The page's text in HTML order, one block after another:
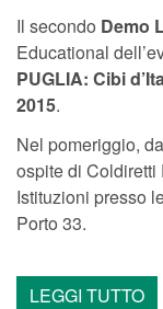
Il secondo Demo
Educational
PUGLIA: Cibi
2015.
Nel pomeriggio,
ospite di Coldiretti
Istituzioni presso
Porto 33.
LEGGI TUTTO